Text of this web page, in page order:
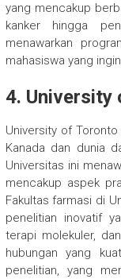
yang mencakup
kanker hingga
menawarkan
mahasiswa yang
4. University
University of
Kanada dan dunia
Universitas ini
mencakup aspek
Fakultas farmasi di
penelitian inovatif
terapi molekuler,
hubungan yang
penelitian, yang